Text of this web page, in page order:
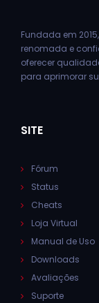
Fundada em
renomada e
oferecer
para aprimorar
SITE
Fórum
Status
Cheats
Loja Virtual
Manual de Uso
Downloads
Avaliações
Suporte